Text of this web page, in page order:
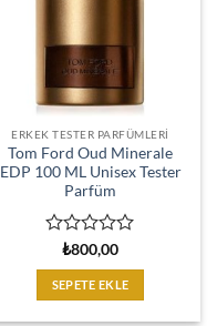
ERKEK TESTER PARFÜMLERI
Tom Ford Oud Minerale
EDP 100 ML Unisex Tester
Parfüm
üzerinden
0
oy
aldı
₺800,00
SEPETE EKLE